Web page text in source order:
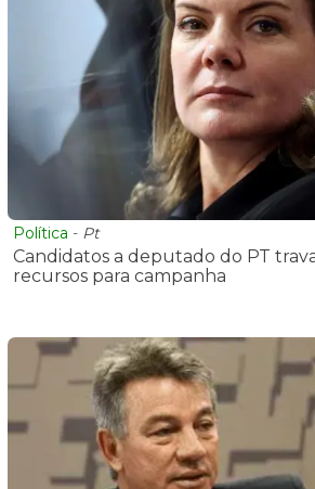
Política - Pt
Candidatos a deputado do PT
recursos para campanha